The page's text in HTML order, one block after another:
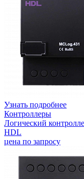
Узнать подробнее
Контроллеры
Логический
HDL
цена по запросу